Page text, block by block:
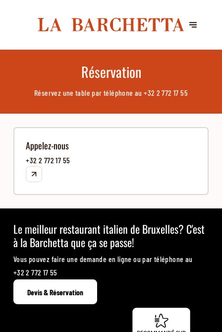
Réservation
Réservez une table par téléphone au+32 2 772 17 55
Appelez-nous
+32 2 772 17 55
Le meilleur restaurant italien de Bruxelles? C'est
à la Barchetta que ça se passe!
Vous pouvez faire une demande en ligne ou par téléphone au
+32 2 772 17 55
Devis & Réservation